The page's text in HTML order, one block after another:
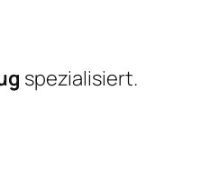
spezialisiert.